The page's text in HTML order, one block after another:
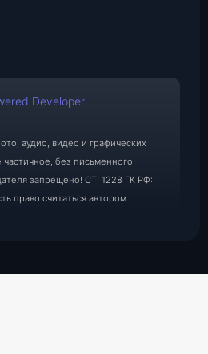
Developer
аудио, видео и графических
без письменного
запрещено! СТ. 1228 ГК РФ:
право считаться автором.